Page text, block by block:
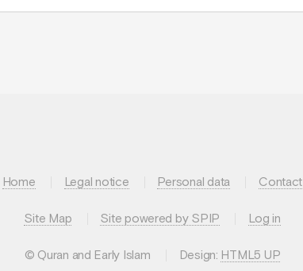
Home Legal notice Personal data Contact
Site Map Site powered by SPIP Log in
© Quran and Early Islam Design: HTML5 UP